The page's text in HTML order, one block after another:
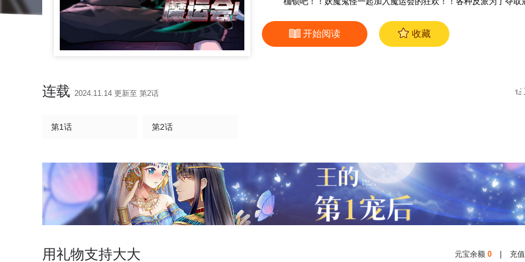
吧！！
开始阅读 收藏
连载 2024.11.14 更新至 第2话
第1话 第2话
用礼物支持大大 元宝余额 0 充